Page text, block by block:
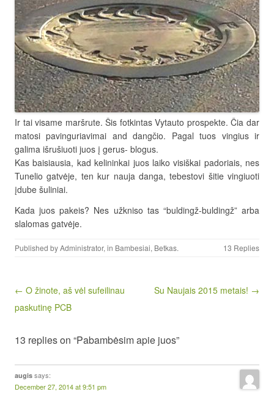
Ir tai visame maršrute. Šis fotkintas Vytauto prospekte. Čia dar
matosi pavinguriavimai and dangčio. Pagal tuos vingius ir
galima išrušiuoti juos į gerus- blogus.
Kas baisiausia, kad kelininkai juos laiko visiškai padoriais, nes
Tunelio gatvėje, ten kur nauja danga, tebestovi šitie vingiuoti
įdube šuliniai.
Kada juos pakeis? Nes užkniso tas “buldingž-buldingž” arba
slalomas gatvėje.
Published byAdministrator, in Bambesiai, Betkas. 13 Replies
Post navigation
← O žinote, aš vėl sufeilinau
paskutinę PCB
Su Naujais 2015 metais! →
13 replies on “Pabambėsim apie juos”
augis says:
December 27, 2014 at 9:51 pm